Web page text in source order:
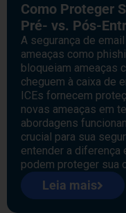
Como Proteger
Pré- vs. Pós-
A segurança de
ameaças como
bloqueiam ameaças
cheguem à caixa de
ICEs fornecem
novas ameaças em
abordagens
crucial para sua
entender a diferença
podem proteger sua
Leia mais